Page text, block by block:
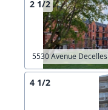
2 1/2
5530 Avenue Decelles
4 1/2